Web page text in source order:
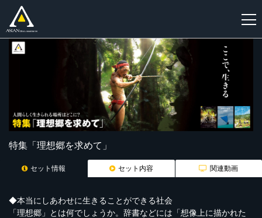
特集「理想郷を求めて」
セット情報 セット内容 関連動画
◆本当にしあわせに生きることができる社会
「理想郷」とは何でしょうか。辞書などには「想像上に描かれた